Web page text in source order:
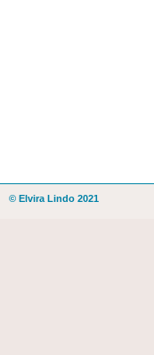
© Elvira Lindo 2021